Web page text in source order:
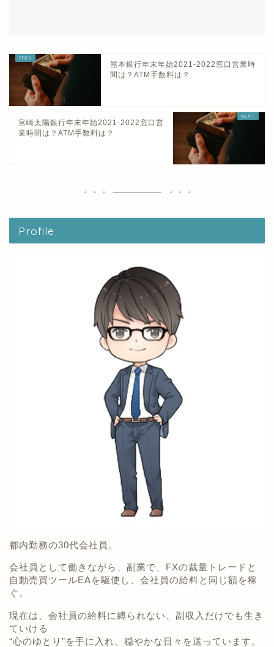
熊本銀行年末年始2021-2022窓口営業時
間は？ATM手数料は？
宮崎太陽銀行年末年始2021-2022窓口営
業時間は？ATM手数料は？
Profile
都内勤務の30代会社員。
会社員として働きながら、副業で、FXの裁量トレードと
自動売買ツールEAを駆使し、会社員の給料と同じ額を稼
ぐ。
現在は、会社員の給料に縛られない、副収入だけでも生き
ていける
“心のゆとり”を手に入れ、穏やかな日々を送っています。